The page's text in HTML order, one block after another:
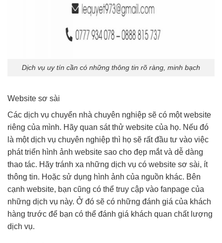
Dịch vụ uy tín cần có những thông tin rõ ràng, minh bạch
Website sơ sài
Các dịch vụ chuyển nhà chuyên nghiệp sẽ có một website
riêng của mình. Hãy quan sát thử website của họ. Nếu đó
là một dịch vụ chuyên nghiệp thì họ sẽ rất đầu tư vào việc
phát triển hình ảnh website sao cho đẹp mắt và dễ dàng
thao tác. Hãy tránh xa những dịch vụ có website sơ sài, ít
thông tin. Hoặc sử dụng hình ảnh của nguồn khác. Bên
cạnh website, bạn cũng có thể truy cập vào fanpage của
những dịch vụ này. Ở đó sẽ có những đánh giá của khách
hàng trước để bạn có thể đánh giá khách quan chất lượng
dịch vụ.